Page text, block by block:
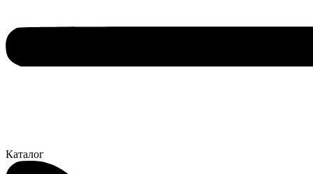
Каталог